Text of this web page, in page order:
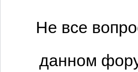
Не все
данном